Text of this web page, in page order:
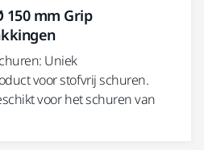
150 mm Grip
Uniek
voor stofvrij schuren.
voor het schuren van